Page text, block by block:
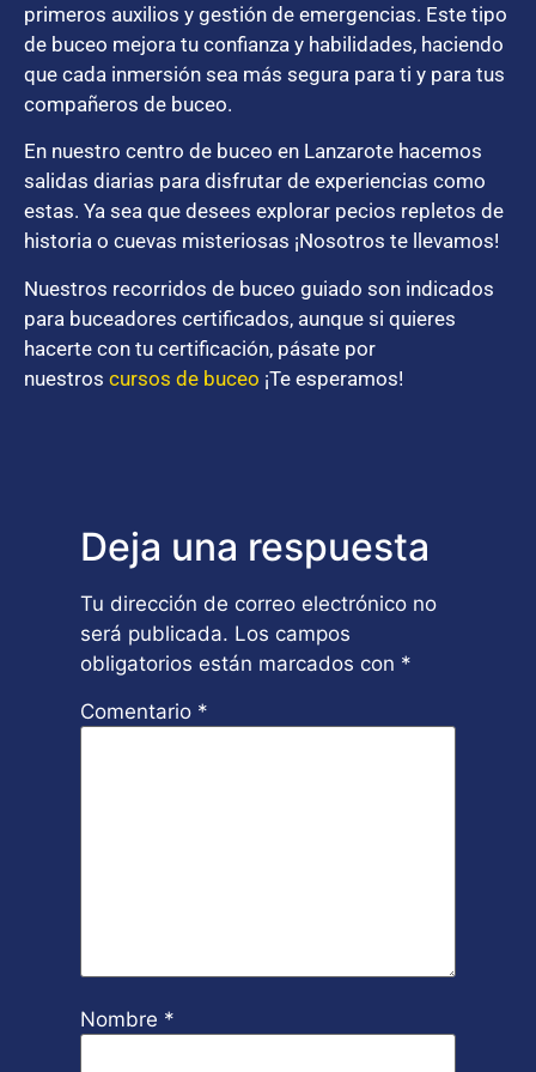
primeros auxilios y gestión de emergencias. Este tipo
de buceo mejora tu confianza y habilidades, haciendo
que cada inmersión sea más segura para ti y para tus
compañeros de buceo.
En nuestro centro de buceo en Lanzarote hacemos
salidas diarias para disfrutar de experiencias como
estas. Ya sea que desees explorar pecios repletos de
historia o cuevas misteriosas ¡Nosotros te llevamos!
Nuestros recorridos de buceo guiado son indicados
para buceadores certificados, aunque si quieres
hacerte con tu certificación, pásate por
nuestros cursos de buceo ¡Te esperamos!
Deja una respuesta
Tu dirección de correo electrónico no
será publicada. Los campos
obligatorios están marcados con *
Comentario *
Nombre *